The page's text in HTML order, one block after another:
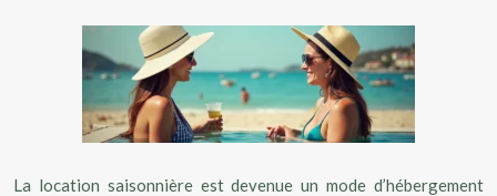
La location saisonnière est devenue un mode d’hébergement